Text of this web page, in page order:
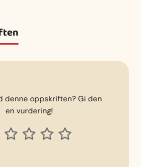
denne oppskriften? Gi den
en vurdering!